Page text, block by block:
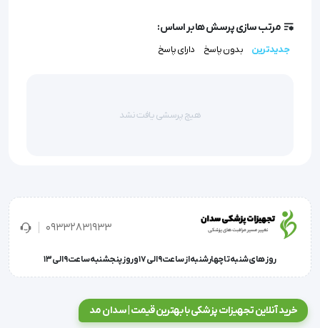
کمپرسور قدرتمند و بدون روغن (Oil-free):
دستگاه و کاهش هزینه‌های تعمیر و نگهداری.
کاربردهای بالینی (Clinical Applications)
درمان نگهدارنده برای بیماران مبتلا به بیماری‌های انسدادی
مزمن ریه (COPD) و فیبروز ریوی.
استفاده در مراقبت‌های تسکینی (Palliative Care) برای بهبود
کیفیت زندگی بیماران بدحال.
کمک به رفع خستگی مزمن و سردردهای ناشی از کمبود اکسیژن
مرتب سازی پرسش ها بر اساس:
جدیدترین بدون پاسخ دارای پاسخ
هیچ پرسشی یافت نشد
09332831933
روز های شنبه تا چهارشنبه از ساعت 9 الی 17 و روز پنجشنبه ساعت 9 الی 13
خرید آنلاین تجهیزات پزشکی با بهترین قیمت | سدان مد